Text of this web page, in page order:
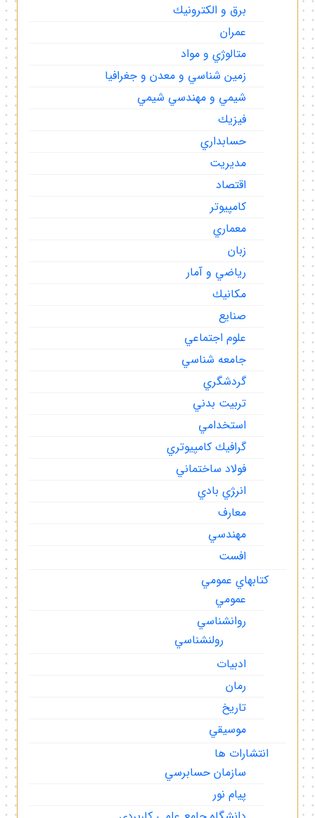
برق و الكترونيك
عمران
متالوژي و مواد
زمين شناسي و معدن و جغرافيا
شيمي و مهندسي شيمي
فيزيك
حسابداري
مديريت
اقتصاد
كامپيوتر
معماري
زبان
رياضي و آمار
مكانيك
صنايع
علوم اجتماعي
جامعه شناسي
گردشگري
تربيت بدني
استخدامي
گرافيك كامپيوتري
فولاد ساختماني
انر‍‍ژي بادي
معارف
مهندسي
افست
كتابهاي عمومي
عمومي
روانشناسي
رولنشناسي
ادبيات
رمان
تاريخ
موسيقي
انتشارات ها
سازمان حسابرسي
پيام نور